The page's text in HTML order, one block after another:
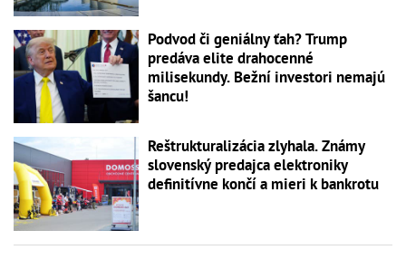
Podvod či geniálny ťah? Trump
predáva elite drahocenné
milisekundy. Bežní investori nemajú
šancu!
Reštrukturalizácia zlyhala. Známy
slovenský predajca elektroniky
definitívne končí a mieri k bankrotu